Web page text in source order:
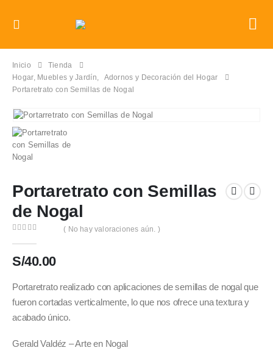
Inicio
Tienda
Hogar, Muebles y Jardín,
Adornos y Decoración del Hogar
Portaretrato con Semillas de Nogal
Portaretrato con Semillas
de Nogal
( No hay valoraciones aún. )
S/40.00
Portaretrato realizado con aplicaciones de semillas de nogal que
fueron cortadas verticalmente, lo que nos ofrece una textura y
acabado único.
Gerald Valdéz – Arte en Nogal